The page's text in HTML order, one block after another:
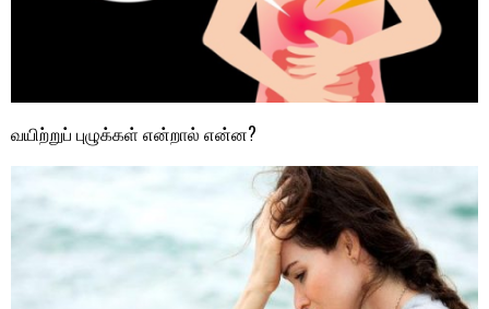
வயிற்றுப் புழுக்கள் என்றால் என்ன?